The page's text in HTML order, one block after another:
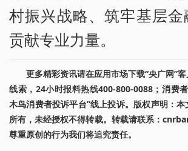
村振兴战略、筑牢基层
贡献专业力量。
更多精彩资讯请在应用市场下载“央广网”
线索，24小时报料热线400-800-0088；消费
木鸟消费者投诉平台”线上投诉。版权声明：
所有，未经授权不得转载。转载请联系：
尊重原创的行为我们将追究责任。